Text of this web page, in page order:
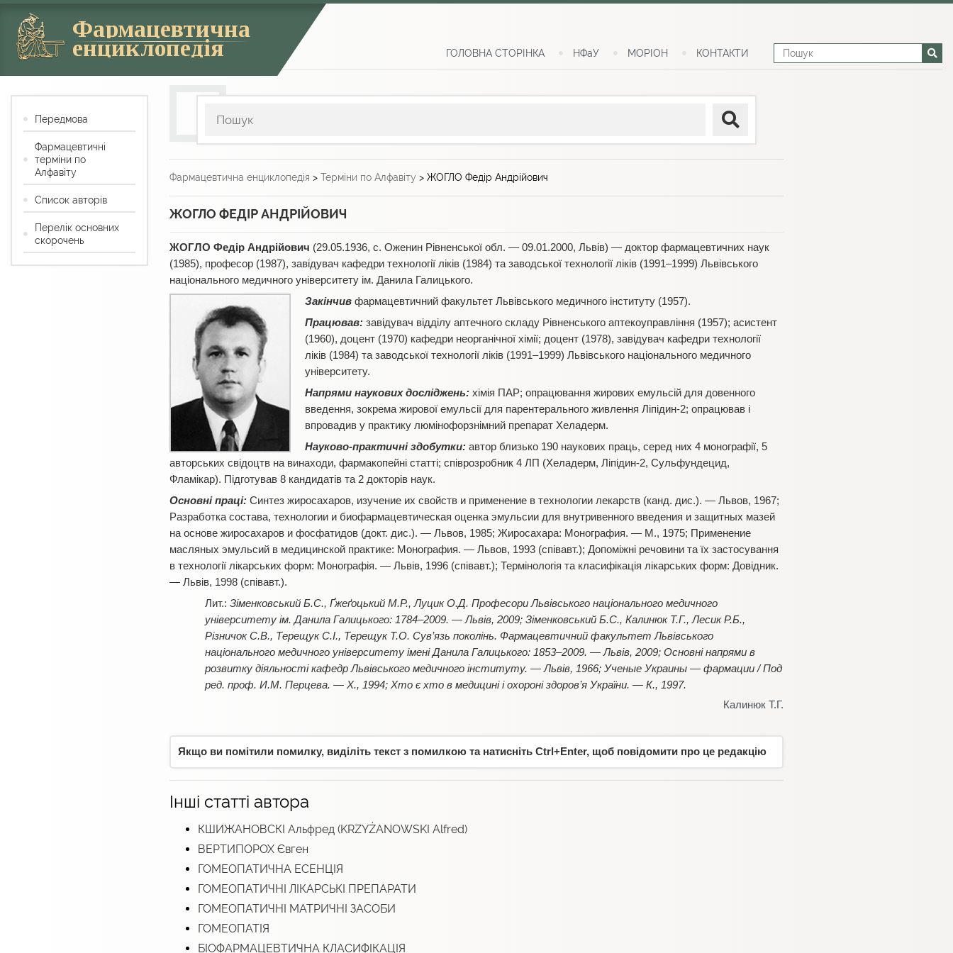
Фармацевтична
енциклопедія ГОЛОВНА СТОРІНКА НФаУ МОРІОН КОНТАКТИ
Фармацевтична енциклопедія > Терміни по Алфавіту > ЖОГЛО Федір Андрійович
ЖОГЛО ФЕДІР АНДРІЙОВИЧ
ЖОГЛО Федір Андрійович (29.05.1936, с. Оженин Рівненської обл. — 09.01.2000, Львів) — доктор фармацевтичних наук
(1985), професор (1987), завідувач кафедри технології ліків (1984) та заводської технології ліків (1991–1999) Львівського
національного медичного університету ім. Данила Галицького.
Закінчив фармацевтичний факультет Львівського медичного інституту (1957).
Працював: завідувач відділу аптечного складу Рівненського аптекоуправління (1957); асистент
(1960), доцент (1970) кафедри неорганічної хімії; доцент (1978), завідувач кафедри технології
ліків (1984) та заводської технології ліків (1991–1999) Львівського національного медичного
університету.
Напрями наукових досліджень: хімія ПАР; опрацювання жирових емульсій для довенного
введення, зокрема жирової емульсії для парентерального живлення Ліпідин-2; опрацював і
впровадив у практику люмінофорзнімний препарат Хеладерм.
Науково-практичні здобутки: автор близько 190 наукових праць, серед них 4 монографії, 5
авторських свідоцтв на винаходи, фармакопейні статті; співрозробник 4 ЛП (Хеладерм, Ліпідин-2, Сульфундецид,
Фламікар). Підготував 8 кандидатів та 2 докторів наук.
Основні праці: Синтез жиросахаров, изучение их свойств и применение в технологии лекарств (канд. дис.). — Львов, 1967;
Разработка состава, технологии и биофармацевтическая оценка эмульсии для внутривенного введения и защитных мазей
на основе жиросахаров и фосфатидов (докт. дис.). — Львов, 1985; Жиросахара: Монография. — М., 1975; Применение
масляных эмульсий в медицинской практике: Монография. — Львов, 1993 (співавт.); Допоміжні речовини та їх застосування
в технології лікарських форм: Монографія. — Львів, 1996 (співавт.); Термінологія та класифікація лікарських форм: Довідник.
— Львів, 1998 (співавт.).
Зіменковський Б.С., Ґжеґоцький М.Р., Луцик О.Д. Професори Львівського національного медичного
університету ім. Данила Галицького: 1784–2009. — Львів, 2009; Зіменковський Б.С., Калинюк Т.Г., Лесик Р.Б.,
Різничок С.В., Терещук С.І., Терещук Т.О. Сув’язь поколінь. Фармацевтичний факультет Львівського
національного медичного університету імені Данила Галицького: 1853–2009. — Львів, 2009; Основні напрями в
розвитку діяльності кафедр Львівського медичного інституту. — Львів, 1966; Ученые Украины — фармации / Под
ред. проф. И.М. Перцева. — Х., 1994; Хто є хто в медицині і охороні здоров’я України. — К., 1997.
Калинюк Т.Г.
Якщо ви помітили помилку, виділіть текст з помилкою та натисніть Ctrl+Enter, щоб повідомити про це редакцію
Інші статті автора
КШИЖАНОВСКІ Альфред (KRZYŻANOWSKI Alfred)
ВЕРТИПОРОХ Євген
ГОМЕОПАТИЧНА ЕСЕНЦІЯ
ГОМЕОПАТИЧНІ ЛІКАРСЬКІ ПРЕПАРАТИ
ГОМЕОПАТИЧНІ МАТРИЧНІ ЗАСОБИ
ГОМЕОПАТІЯ
БІОФАРМАЦЕВТИЧНА КЛАСИФІКАЦІЯ
Передмова
Фармацевтичні
терміни по
Алфавіту
Список авторів
Перелік основних
скорочень